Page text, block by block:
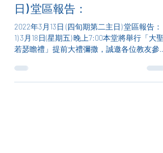
日) 堂區報告：
2022年3月13日 (四旬期第二主日) 堂區報告：
1) 3月18日(星期五) 晚上7:00本堂將舉行「大聖
若瑟瞻禮」提前大禮彌撒，誠邀各位教友參
3月25日 (星期五) 晚上7:00本堂將舉行「預報
救主降生」大禮彌撒，誠邀各位...